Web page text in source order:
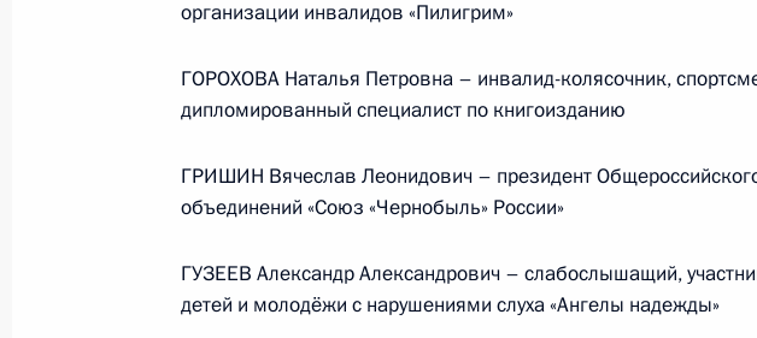
Рабочая встреча с вице-
премьером – полпредом
Президента в ДФО Юрием
Трутневым
Встреча с
Памфиловой
организации инвалидов «Пилигрим»
ГОРОХОВА Наталья Петровна – инвалид-колясочник,
дипломированный специалист по книгоизданию
ГРИШИН Вячеслав Леонидович – президент
объединений «Союз «Чернобыль» России»
ГУЗЕЕВ Александр Александрович – слабослышащий,
детей и молодёжи с нарушениями слуха «Ангелы надежды»